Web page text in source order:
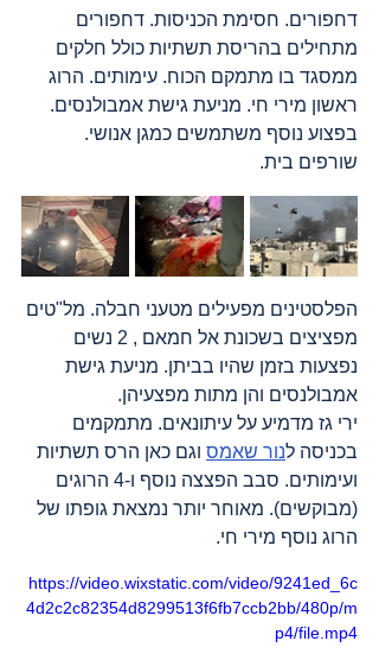
דחפורים. חסימת הכניסות. דחפורים
מתחילים בהריסת תשתיות כולל חלקים
ממסגד בו מתמקם הכוח. עימותים. הרוג
ראשון מירי חי. מניעת גישת אמבולנסים.
בפצוע נוסף משתמשים כמגן אנושי.
שורפים בית.
הפלסטינים מפעילים מטעני חבלה. מל"טים
מפציצים בשכונת אל חמאם , 2 נשים
נפצעות בזמן שהיו בביתן. מניעת גישת
אמבולנסים והן מתות מפצעיהן.
ירי גז מדמיע על עיתונאים. מתמקמים
בכניסה לנור שאמס וגם כאן הרס תשתיות
ועימותים. סבב הפצצה נוסף ו-4 הרוגים
(מבוקשים). מאוחר יותר נמצאת גופתו של
הרוג נוסף מירי חי.
https://video.wixstatic.com/video/9241ed_6c
4d2c2c82354d8299513f6fb7ccb2bb/480p/m
p4/file.mp4